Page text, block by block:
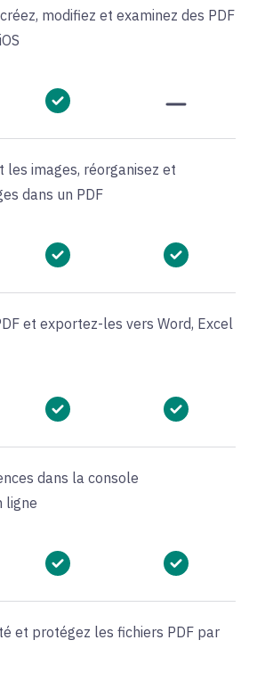
modifiez et examinez des PDF
les images, réorganisez et
dans un PDF
et exportez-les vers Word, Excel
dans la console
ligne
et protégez les fichiers PDF par